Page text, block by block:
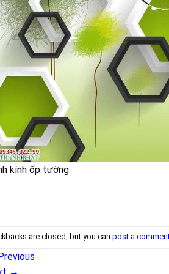
kính ốp tường
are closed, but you can post a
→